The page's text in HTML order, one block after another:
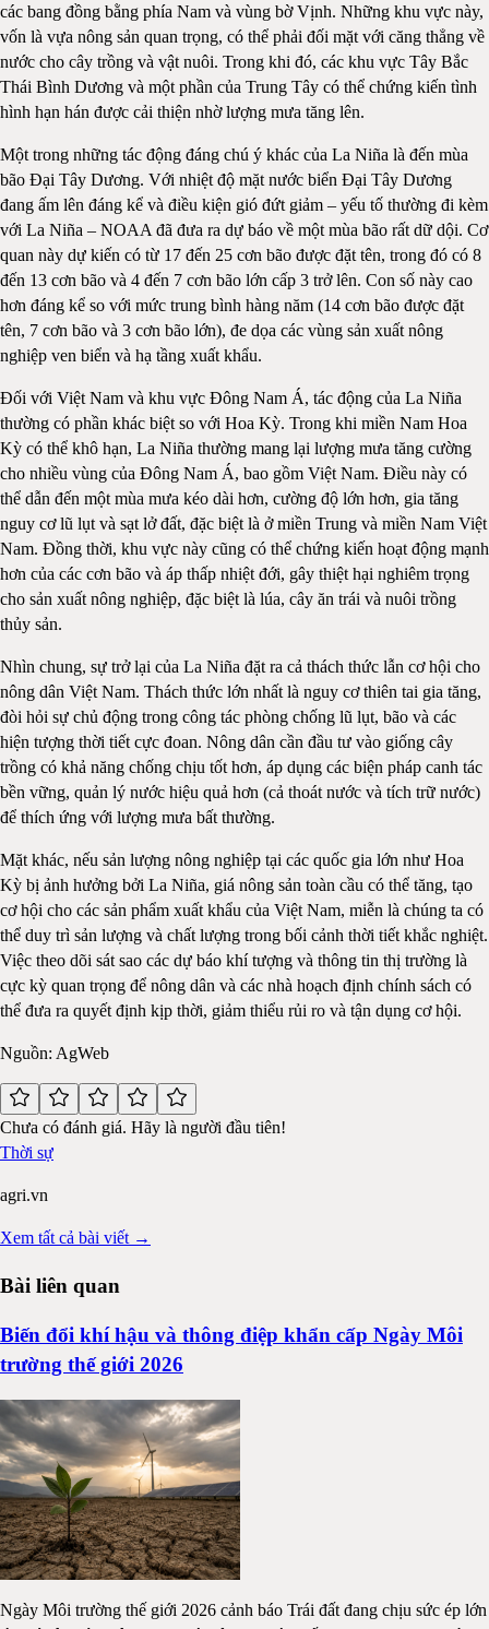
các bang đồng bằng phía Nam và vùng bờ Vịnh. Những khu vực này,
vốn là vựa nông sản quan trọng, có thể phải đối mặt với căng thẳng về
nước cho cây trồng và vật nuôi. Trong khi đó, các khu vực Tây Bắc
Thái Bình Dương và một phần của Trung Tây có thể chứng kiến tình
hình hạn hán được cải thiện nhờ lượng mưa tăng lên.
Một trong những tác động đáng chú ý khác của La Niña là đến mùa
bão Đại Tây Dương. Với nhiệt độ mặt nước biển Đại Tây Dương
đang ấm lên đáng kể và điều kiện gió đứt giảm – yếu tố thường đi kèm
với La Niña – NOAA đã đưa ra dự báo về một mùa bão rất dữ dội. Cơ
quan này dự kiến có từ 17 đến 25 cơn bão được đặt tên, trong đó có 8
đến 13 cơn bão và 4 đến 7 cơn bão lớn cấp 3 trở lên. Con số này cao
hơn đáng kể so với mức trung bình hàng năm (14 cơn bão được đặt
tên, 7 cơn bão và 3 cơn bão lớn), đe dọa các vùng sản xuất nông
nghiệp ven biển và hạ tầng xuất khẩu.
Đối với Việt Nam và khu vực Đông Nam Á, tác động của La Niña
thường có phần khác biệt so với Hoa Kỳ. Trong khi miền Nam Hoa
Kỳ có thể khô hạn, La Niña thường mang lại lượng mưa tăng cường
cho nhiều vùng của Đông Nam Á, bao gồm Việt Nam. Điều này có
thể dẫn đến một mùa mưa kéo dài hơn, cường độ lớn hơn, gia tăng
nguy cơ lũ lụt và sạt lở đất, đặc biệt là ở miền Trung và miền Nam Việt
Nam. Đồng thời, khu vực này cũng có thể chứng kiến hoạt động mạnh
hơn của các cơn bão và áp thấp nhiệt đới, gây thiệt hại nghiêm trọng
cho sản xuất nông nghiệp, đặc biệt là lúa, cây ăn trái và nuôi trồng
thủy sản.
Nhìn chung, sự trở lại của La Niña đặt ra cả thách thức lẫn cơ hội cho
nông dân Việt Nam. Thách thức lớn nhất là nguy cơ thiên tai gia tăng,
đòi hỏi sự chủ động trong công tác phòng chống lũ lụt, bão và các
hiện tượng thời tiết cực đoan. Nông dân cần đầu tư vào giống cây
trồng có khả năng chống chịu tốt hơn, áp dụng các biện pháp canh tác
bền vững, quản lý nước hiệu quả hơn (cả thoát nước và tích trữ nước)
để thích ứng với lượng mưa bất thường.
Mặt khác, nếu sản lượng nông nghiệp tại các quốc gia lớn như Hoa
Kỳ bị ảnh hưởng bởi La Niña, giá nông sản toàn cầu có thể tăng, tạo
cơ hội cho các sản phẩm xuất khẩu của Việt Nam, miễn là chúng ta có
thể duy trì sản lượng và chất lượng trong bối cảnh thời tiết khắc nghiệt.
Việc theo dõi sát sao các dự báo khí tượng và thông tin thị trường là
cực kỳ quan trọng để nông dân và các nhà hoạch định chính sách có
thể đưa ra quyết định kịp thời, giảm thiểu rủi ro và tận dụng cơ hội.
Nguồn: AgWeb
Chưa có đánh giá. Hãy là người đầu tiên!
Thời sự
agri.vn
Xem tất cả bài viết →
Bài liên quan
Biến đổi khí hậu và thông điệp khẩn cấp Ngày Môi
trường thế giới 2026
Ngày Môi trường thế giới 2026 cảnh báo Trái đất đang chịu sức ép lớn